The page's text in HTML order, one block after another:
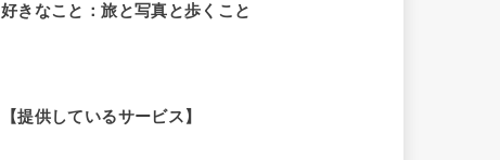
好きなこと：旅と写真と歩くこと
【提供しているサービス】